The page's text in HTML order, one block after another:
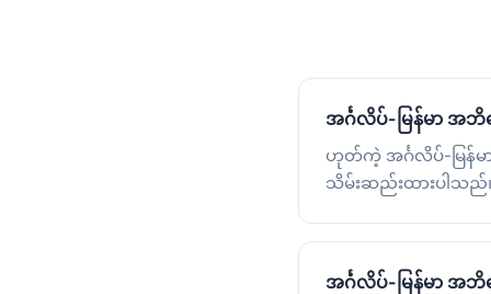
အင်္ဂလိပ်-မြန်မာ အ
ဟုတ်ကဲ့ အင်္ဂလိပ်-မြန်
သိမ်းဆည်းထားပါသည်
အင်္ဂလိပ်-မြန်မာ အဘိ